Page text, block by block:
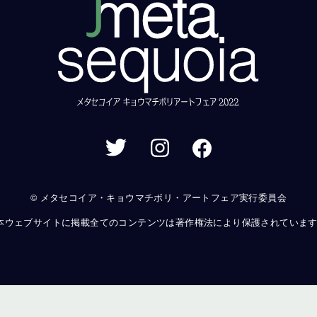
© メタセコイア・キョウマチボリ・アートフェア実行委員会
ウェブサイトに掲載全てのコンテンツは著作権法により保護されていま